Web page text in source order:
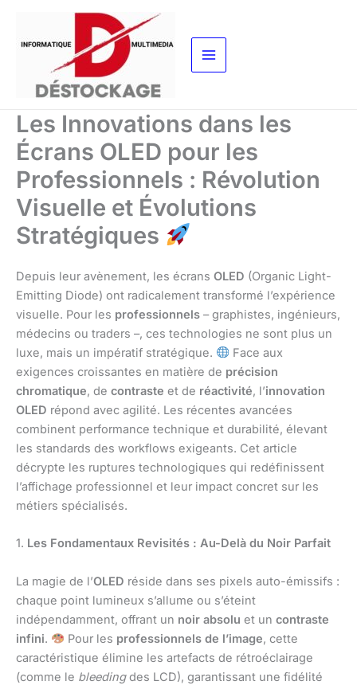
contenu
Les Innovations dans les
Écrans OLED pour les
Professionnels : Révolution
Visuelle et Évolutions
Stratégiques
Depuis leur avènement, les écrans OLED (Organic Light-
Emitting Diode) ont radicalement transformé l’expérience
visuelle. Pour les professionnels – graphistes, ingénieurs,
médecins ou traders –, ces technologies ne sont plus un
luxe, mais un impératif stratégique.
Face aux
exigences croissantes en matière de précision
chromatique, de contraste et de réactivité, l’innovation
OLED répond avec agilité. Les récentes avancées
combinent performance technique et durabilité, élevant
les standards des workflows exigeants. Cet article
décrypte les ruptures technologiques qui redéfinissent
l’affichage professionnel et leur impact concret sur les
métiers spécialisés.
1. Les Fondamentaux Revisités : Au-Delà du Noir Parfait
La magie de l’OLED réside dans ses pixels auto-émissifs :
chaque point lumineux s’allume ou s’éteint
indépendamment, offrant un noir absolu et un contraste
infini. Pour les professionnels de l’image, cette
caractéristique élimine les artefacts de rétroéclairage
(comme le bleedingdes LCD), garantissant une fidélité